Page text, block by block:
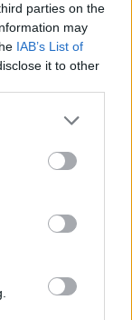
parties on the
may
IAB’s List of
it to other
more Google
may click to
party tags to
below Google